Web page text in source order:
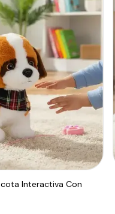
Interactiva Con